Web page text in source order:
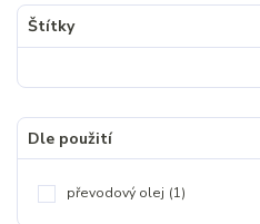
Štítky
Dle použití
převodový olej (1)